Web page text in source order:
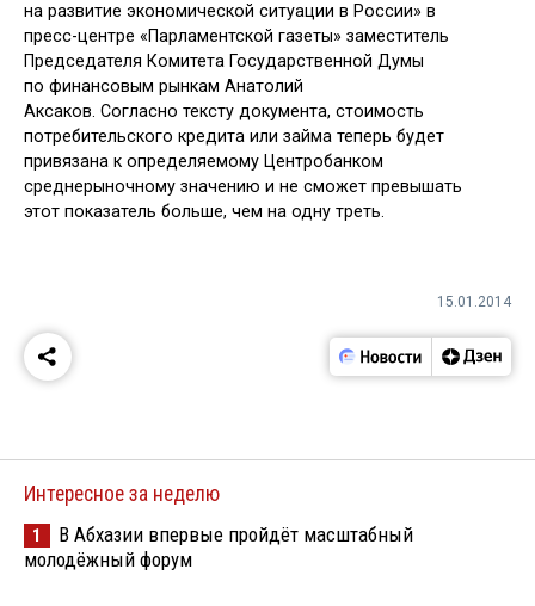
на развитие экономической ситуации в России» в
пресс-центре «Парламентской газеты» заместитель
Председателя Комитета Государственной Думы
по финансовым рынкам Анатолий
Аксаков. Согласно тексту документа, стоимость
потребительского кредита или займа теперь будет
привязана к определяемому Центробанком
среднерыночному значению и не сможет превышать
этот показатель больше, чем на одну треть.
15.01.2014
Интересное за неделю
1
В Абхазии впервые пройдёт масштабный
молодёжный форум